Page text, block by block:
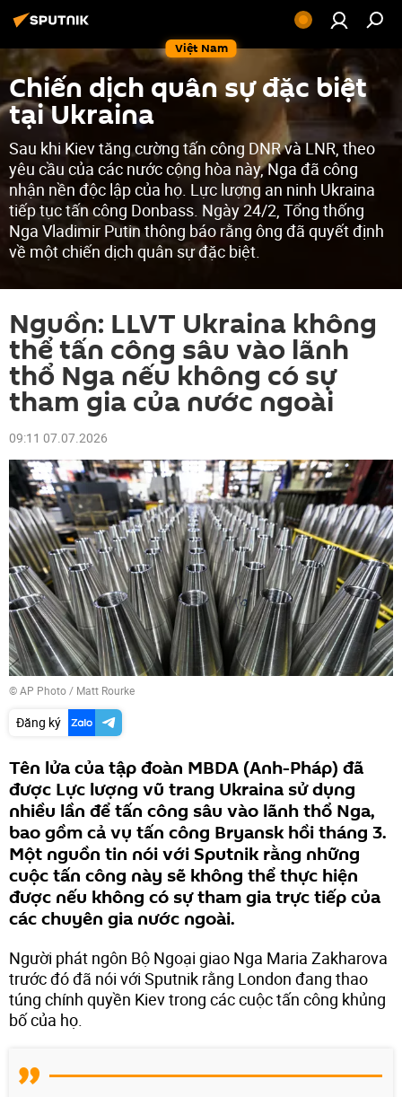
Việt Nam
Chiến dịch quân sự đặc biệt
tại Ukraina
Sau khi Kiev tăng cường tấn công DNR và LNR, theo
yêu cầu của các nước cộng hòa này, Nga đã công
nhận nền độc lập của họ. Lực lượng an ninh Ukraina
tiếp tục tấn công Donbass. Ngày 24/2, Tổng thống
Nga Vladimir Putin thông báo rằng ông đã quyết định
về một chiến dịch quân sự đặc biệt.
Nguồn: LLVT Ukraina không
thể tấn công sâu vào lãnh
thổ Nga nếu không có sự
tham gia của nước ngoài
09:11 07.07.2026
© AP Photo / Matt Rourke
Đăng ký
Tên lửa của tập đoàn MBDA (Anh-Pháp) đã
được Lực lượng vũ trang Ukraina sử dụng
nhiều lần để tấn công sâu vào lãnh thổ Nga,
bao gồm cả vụ tấn công Bryansk hồi tháng 3.
Một nguồn tin nói với Sputnik rằng những
cuộc tấn công này sẽ không thể thực hiện
được nếu không có sự tham gia trực tiếp của
các chuyên gia nước ngoài.
Người phát ngôn Bộ Ngoại giao Nga Maria Zakharova
trước đó đã nói với Sputnik rằng London đang thao
túng chính quyền Kiev trong các cuộc tấn công khủng
bố của họ.